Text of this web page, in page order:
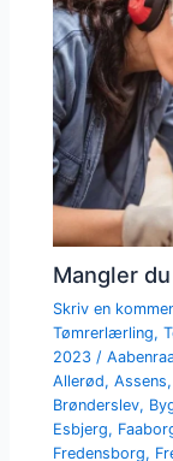
Mangler
Skriv en
Tømrerlærling,
2023 /
Allerød,Assens,
Brønderslev,
Esbjerg,
Fredensborg,